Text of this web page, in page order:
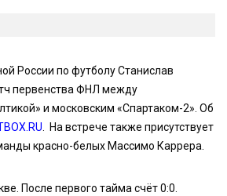
России по футболу Станислав
первенства ФНЛ между
и московским «Спартаком-2». Об
. На встрече также присутствует
красно-белых Массимо Каррера.
После первого тайма счёт 0:0.